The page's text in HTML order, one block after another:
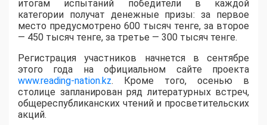
итогам испытаний победители в каждой
категории получат денежные призы: за первое
место предусмотрено 600 тысяч тенге, за второе
— 450 тысяч тенге, за третье — 300 тысяч тенге.
Регистрация участников начнется в сентябре
этого года на официальном сайте проекта
www.reading-nation.kz. Кроме того, осенью в
столице запланирован ряд литературных встреч,
общереспубликанских чтений и просветительских
акций.